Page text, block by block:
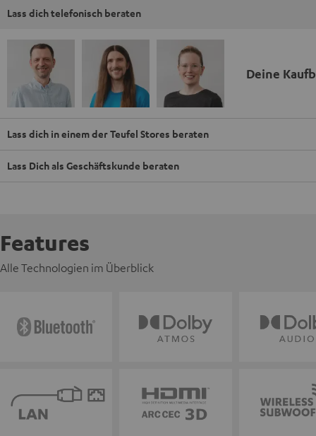
Lass dich telefonisch beraten
Deine
Lass dich in einem der Teufel Stores beraten
Lass Dich als Geschäftskunde beraten
Features
Alle Technologien im Überblick